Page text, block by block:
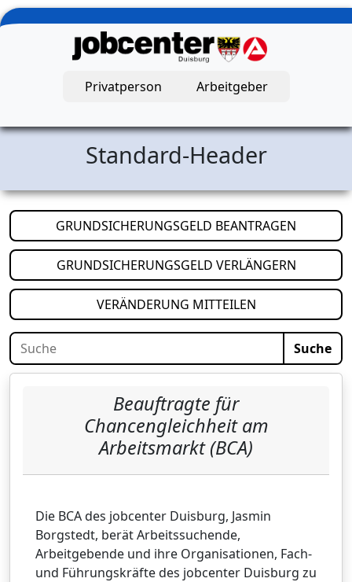
Zum Hauptinhalt springen
Jobcenter Duisburg – Startseite
Privatperson Arbeitgeber
Standard-Header
GRUNDSICHERUNGSGELD BEANTRAGEN
GRUNDSICHERUNGSGELD VERLÄNGERN(öffnet in
VERÄNDERUNG MITTEILEN(öffnet in
Suche Suche
Beauftragte für
Chancengleichheit am
Arbeitsmarkt (BCA)
Die BCA des jobcenter Duisburg, Jasmin
Borgstedt, berät Arbeitssuchende,
Arbeitgebende und ihre Organisationen, Fach-
und Führungskräfte des jobcenter Duisburg zu